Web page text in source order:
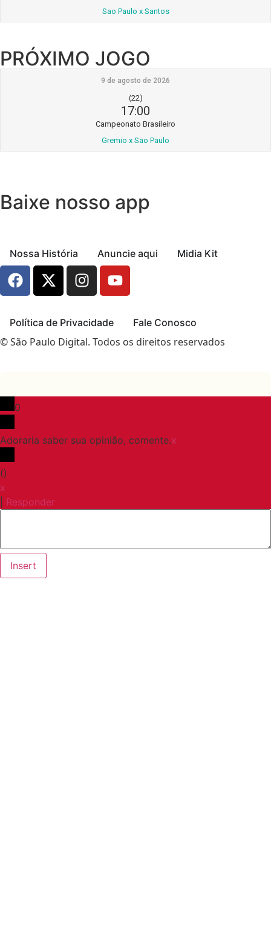
Sao Paulo x Santos
PRÓXIMO JOGO
9 de agosto de 2026
(22)
17:00
Campeonato Brasileiro
Gremio x Sao Paulo
Baixe nosso app
Nossa História Anuncie aqui Midia Kit
Política de Privacidade Fale Conosco
© São Paulo Digital. Todos os direitos reservados
0
Adoraria saber sua opinião, comente.x
()
x
Responder
Insert